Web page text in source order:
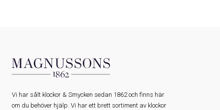
Vi har sålt klockor & Smycken sedan 1862 och finns här
om du behöver hjälp. Vi har ett brett sortiment av klockor